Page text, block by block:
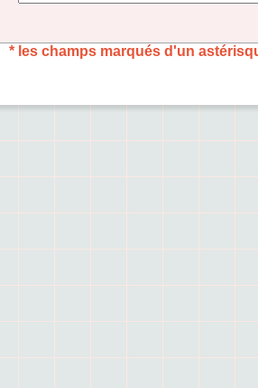
* les champs marqués d'un